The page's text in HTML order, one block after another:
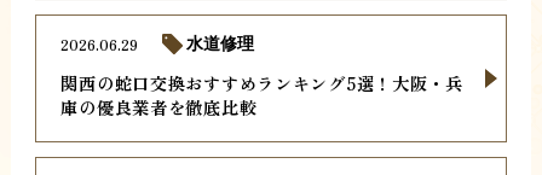
関西の蛇口交換おすすめランキング5選！大阪・兵
庫の優良業者を徹底比較
2026.06.29 水道修理